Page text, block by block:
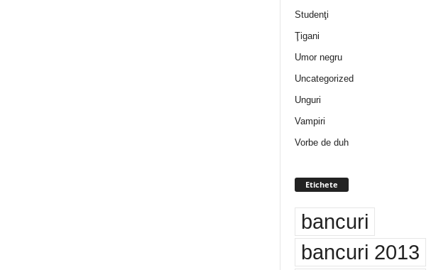
Studenţi
Ţigani
Umor negru
Uncategorized
Unguri
Vampiri
Vorbe de duh
Etichete
bancuri
bancuri 2013